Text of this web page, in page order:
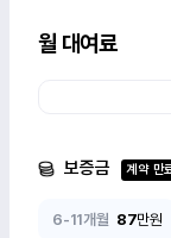
월 대여료
보증금 계약 만
6-11개월 87만원